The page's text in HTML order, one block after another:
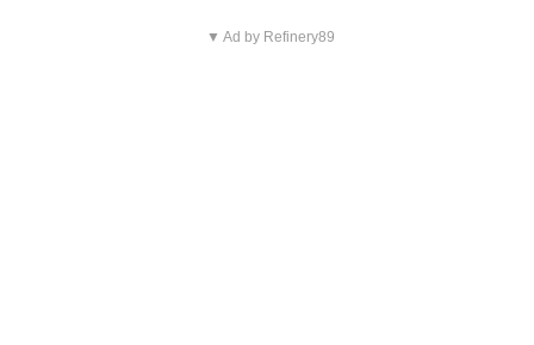
▼ Ad by Refinery89